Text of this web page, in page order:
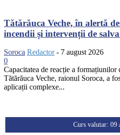
Tătărăuca Veche, în alertă
incendii și intervenții de
Soroca Redactor - 7 august 2026
0
Capacitatea de reacție a
Tătărăuca Veche, raionul Soroca, a
aplicații complexe...
Curs valutar: 09